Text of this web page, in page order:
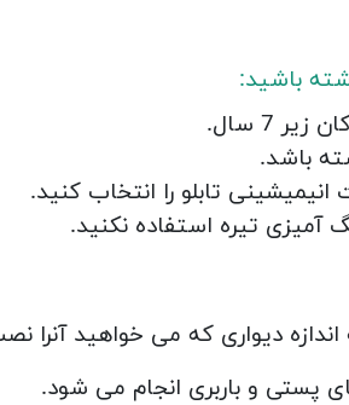
باشید:
7 سال.
باشد.
تابلو را انتخاب کنید.
آمیزی تیره استفاده نکنید.
اندازه دیواری که می خواهید آنرا
پستی و باربری انجام می شود.